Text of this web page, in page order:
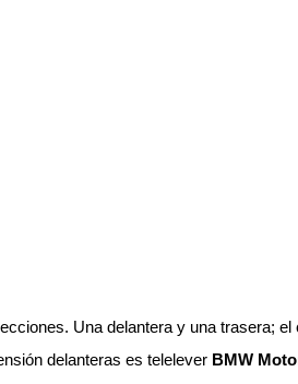
Una delantera y una trasera;
delanteras es telelever BMW